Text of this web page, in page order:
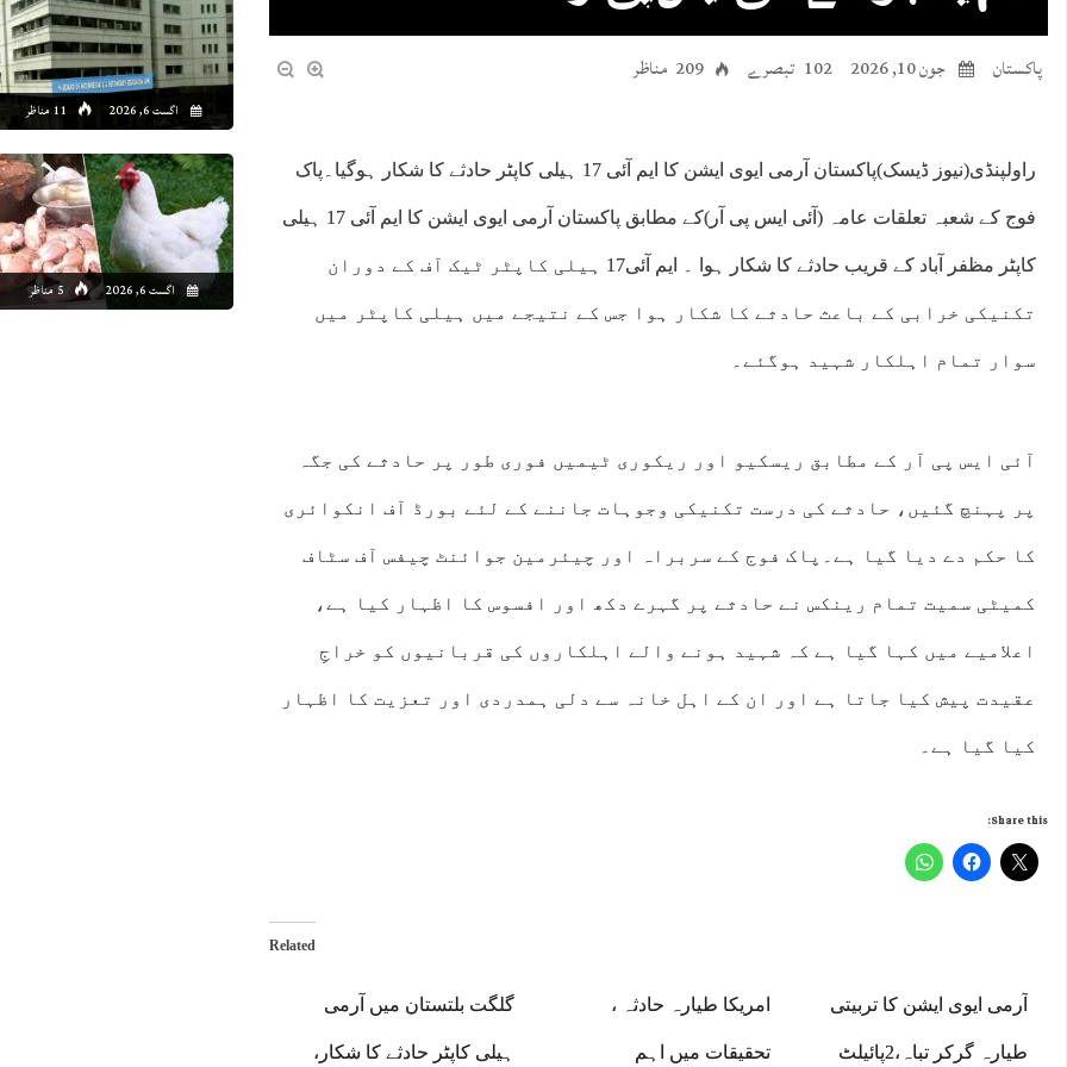
اگست 6, 2026 11 مناظر
اگست 6, 2026 5 مناظر
پاکستان جون 10, 2026 102 تبصرے 209 مناظر
راولپنڈی(نیوز ڈیسک)پاکستان آرمی ایوی ایشن کا ایم آئی 17 ہیلی کاپٹر حادثے کا شکار ہوگیا۔پاک
فوج کے شعبہ تعلقات عامہ (آئی ایس پی آر)کے مطابق پاکستان آرمی ایوی ایشن کا ایم آئی 17 ہیلی
کاپٹر مظفر آباد کے قریب حادثے کا شکار ہوا ۔ ایم آئی17 ہیلی کاپٹر ٹیک آف کے دوران
تکنیکی خرابی کے باعث حادثے کا شکار ہوا جس کے نتیجے میں ہیلی کاپٹر میں
سوار تمام اہلکار شہید ہوگئے۔
آئی ایس پی آر کے مطابق ریسکیو اور ریکوری ٹیمیں فوری طور پر حادثے کی جگہ
پر پہنچ گئیں، حادثے کی درست تکنیکی وجوہات جاننے کے لئے بورڈ آف انکوائری
کا حکم دے دیا گیا ہے۔پاک فوج کے سربراہ اور چیئرمین جوائنٹ چیفس آف سٹاف
کمیٹی سمیت تمام رینکس نے حادثے پر گہرے دکھ اور افسوس کا اظہار کیا ہے،
اعلامیے میں کہا گیا ہے کہ شہید ہونے والے اہلکاروں کی قربانیوں کو خراجِ
عقیدت پیش کیا جاتا ہے اور ان کے اہل خانہ سے دلی ہمدردی اور تعزیت کا اظہار
کیا گیا ہے۔
Share this:
Related
گلگت بلتستان میں آرمی
ہیلی کاپٹر حادثے کا شکار،
امریکا طیارہ حادثہ ،
تحقیقات میں اہم
آرمی ایوی ایشن کا تربیتی
طیارہ گرکر تباہ،2پائیلٹ